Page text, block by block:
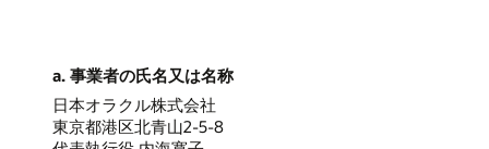
a. 事業者の氏名又は名称
日本オラクル株式会社
東京都港区北青山2-5-8